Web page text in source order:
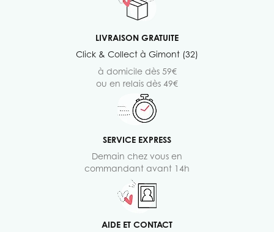
LIVRAISON GRATUITE
Click & Collect à Gimont (32)
à domicile dès 59€
ou en relais dès 49€
SERVICE EXPRESS
Demain chez vous en
commandant avant 14h
AIDE ET CONTACT